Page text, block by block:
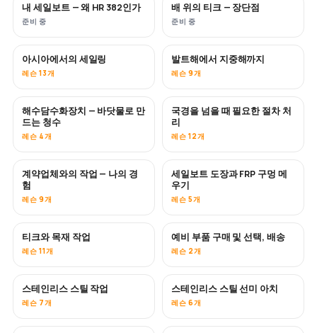
곧 공개
내 세일보트 — 왜 HR 382인가
준비 중
곧 공개
배 위의 티크 — 장단점
준비 중
곧 공개
아시아에서의 세일링
레슨 13개
곧 공개
발트해에서 지중해까지
레슨 9개
곧 공개
해수담수화장치 — 바닷물로 만
드는 청수
레슨 4개
국경을 넘을 때 필요한 절차 처
리
레슨 12개
곧 공개
계약업체와의 작업 — 나의 경
험
레슨 9개
곧 공개
세일보트 도장과 FRP 구멍 메
우기
레슨 5개
티크와 목재 작업
레슨 11개
곧 공개
예비 부품 구매 및 선택, 배송
레슨 2개
곧 공개
스테인리스 스틸 작업
레슨 7개
스테인리스 스틸 선미 아치
레슨 6개